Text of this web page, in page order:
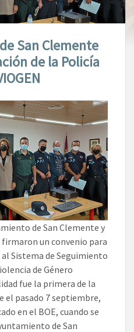
San Clemente
de la Policía
de San Clemente y
un convenio para
Sistema de Seguimiento
de Género
fue la primera de la
el pasado 7 septiembre,
en el BOE, cuando se
de San